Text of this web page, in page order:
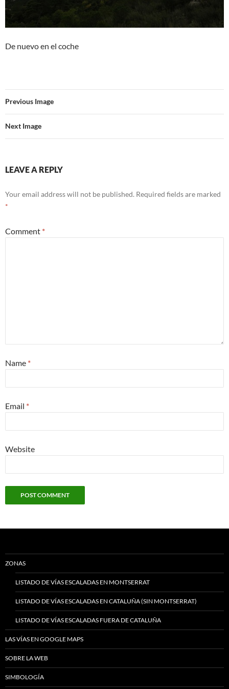
De nuevo en el coche
Previous Image
Next Image
LEAVE A REPLY
Your email address will not be published. Required fields are marked
*
Comment *
Name *
Email *
Website
ZONAS
LISTADO DE VÍAS ESCALADAS EN MONTSERRAT
LISTADO DE VÍAS ESCALADAS EN CATALUÑA (SIN MONTSERRAT)
LISTADO DE VÍAS ESCALADAS FUERA DE CATALUÑA
LAS VÍAS EN GOOGLE MAPS
SOBRE LA WEB
SIMBOLOGÍA